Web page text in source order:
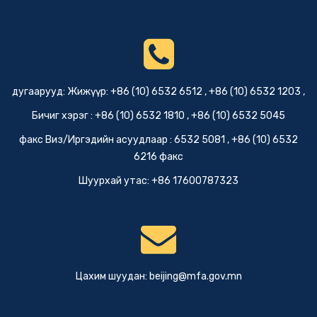
Элчин сайдын яамны мэдээ
БНХАУ-ЫН ГХЯ-НЫ АЗИЙН
ГАЗРЫН ДЭД ЗАХИРАЛ ФАН
КҮНЬ-ТЭЙ УУЛЗАВ
2 сарын өмнө
Элчин сайдын яамны мэдээ
ОЛОН УЛСЫН ХҮҮХДИЙН АРГА
2 сарын өмнө
МОНГОЛ, ХЯТАДЫН ХИЛИЙН
БООМТУУДЫН 2026 ОНЫ 6
ЦАГИЙН ХУВААРЬ
дугаарууд: Жижүүр: +86 (10) 6532 6512 , +86 (10) 6532 1203 ,
Бичиг хэрэг : +86 (10) 6532 1810 , +86 (10) 6532 5045
факс Виз/Иргэдийн асуудлаар : 6532 5081 , +86 (10) 6532
6216 факс
Шуурхай утас: +86 17600787323
Цахим шуудан: beijing@mfa.gov.mn